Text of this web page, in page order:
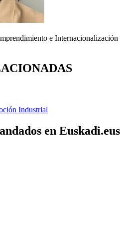
e Internacionalización
Industrial
en Euskadi.eus